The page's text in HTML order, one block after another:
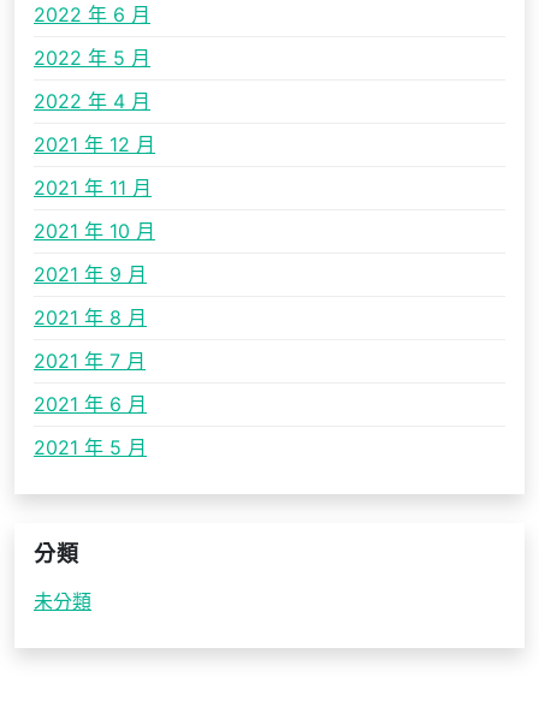
2022 年 6 月
2022 年 5 月
2022 年 4 月
2021 年 12 月
2021 年 11 月
2021 年 10 月
2021 年 9 月
2021 年 8 月
2021 年 7 月
2021 年 6 月
2021 年 5 月
分類
未分類